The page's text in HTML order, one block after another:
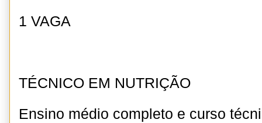
1 VAGA
TÉCNICO EM NUTRIÇÃO
Ensino médio completo e curso